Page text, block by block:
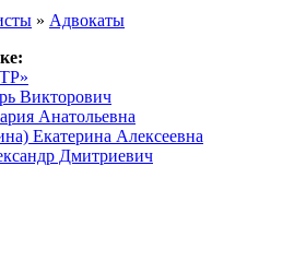
» Адвокаты
Викторович
Анатольевна
Екатерина Алексеевна
Дмитриевич